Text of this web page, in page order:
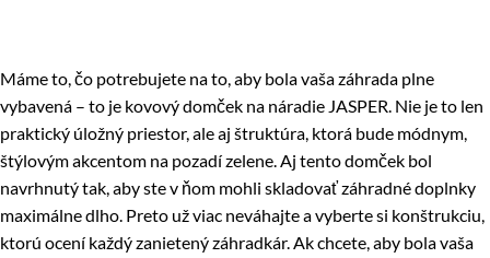
Máme to, čo potrebujete na to, aby bola vaša záhrada plne
vybavená – to je kovový domček na náradie JASPER. Nie je to len
praktický úložný priestor, ale aj štruktúra, ktorá bude módnym,
štýlovým akcentom na pozadí zelene. Aj tento domček bol
navrhnutý tak, aby ste v ňom mohli skladovať záhradné doplnky
maximálne dlho. Preto už viac neváhajte a vyberte si konštrukciu,
ktorú ocení každý zanietený záhradkár. Ak chcete, aby bola vaša